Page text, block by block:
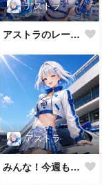
アストラ
アストラのレーシングメイドだよ💕
アストラ
みんな！今週もAI木曜日のRQの時間だよ